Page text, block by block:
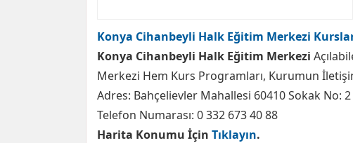
Konya Cihanbeyli Halk Eğitim Merkezi
Konya Cihanbeyli Halk Eğitim Merkezi
Merkezi Hem Kurs Programları, Kurumun
Adres: Bahçelievler Mahallesi 60410 Sokak No: 2
Telefon Numarası: 0 332 673 40 88
Harita Konumu İçin Tıklayın.